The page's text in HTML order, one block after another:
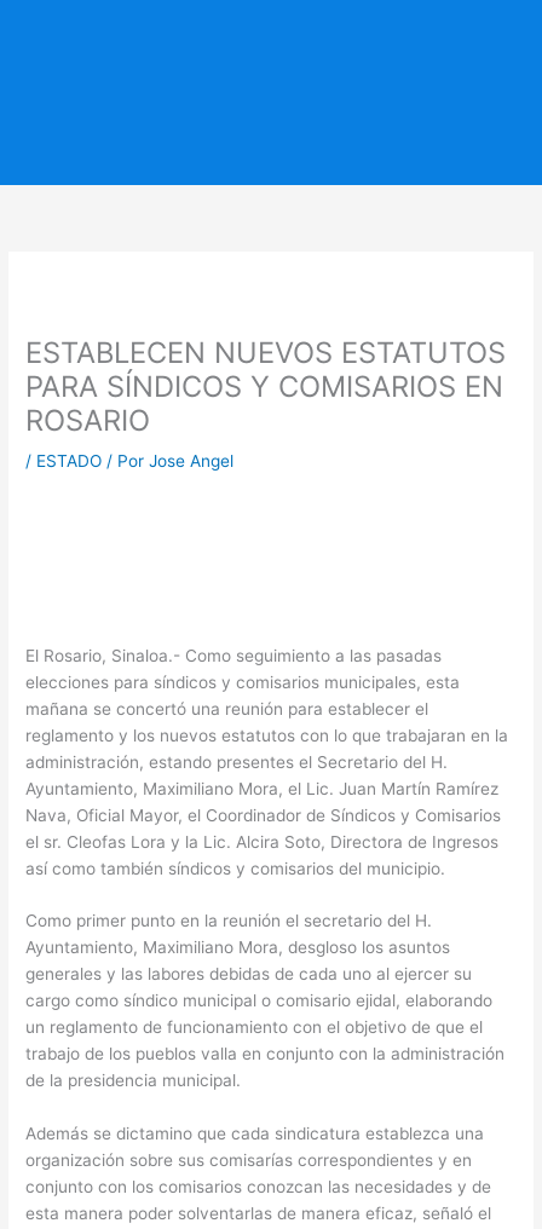
ESTABLECEN NUEVOS ESTATUTOS
PARA SÍNDICOS Y COMISARIOS EN
ROSARIO
/ ESTADO / PorJose Angel
El Rosario, Sinaloa.- Como seguimiento a las pasadas
elecciones para síndicos y comisarios municipales, esta
mañana se concertó una reunión para establecer el
reglamento y los nuevos estatutos con lo que trabajaran en la
administración, estando presentes el Secretario del H.
Ayuntamiento, Maximiliano Mora, el Lic. Juan Martín Ramírez
Nava, Oficial Mayor, el Coordinador de Síndicos y Comisarios
el sr. Cleofas Lora y la Lic. Alcira Soto, Directora de Ingresos
así como también síndicos y comisarios del municipio.
Como primer punto en la reunión el secretario del H.
Ayuntamiento, Maximiliano Mora, desgloso los asuntos
generales y las labores debidas de cada uno al ejercer su
cargo como síndico municipal o comisario ejidal, elaborando
un reglamento de funcionamiento con el objetivo de que el
trabajo de los pueblos valla en conjunto con la administración
de la presidencia municipal.
Además se dictamino que cada sindicatura establezca una
organización sobre sus comisarías correspondientes y en
conjunto con los comisarios conozcan las necesidades y de
esta manera poder solventarlas de manera eficaz, señaló el